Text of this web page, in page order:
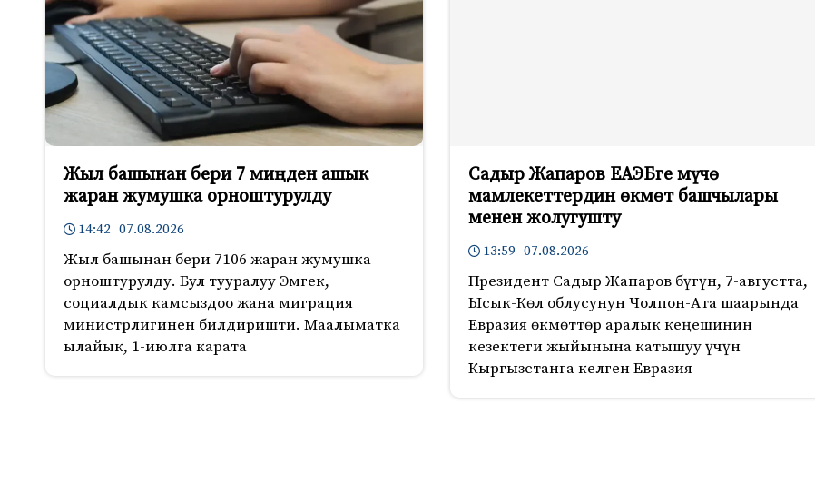
Жыл башынан бери 7 миңден ашык
жаран жумушка орноштурулду
14:42 07.08.2026
Жыл башынан бери 7106 жаран жумушка
орноштурулду. Бул тууралуу Эмгек,
социалдык камсыздоо жана миграция
министрлигинен билдиришти. Маалыматка
ылайык, 1-июлга карата
Садыр Жапаров ЕАЭБге мүчө
мамлекеттердин өкмөт башчылары
менен жолугушту
13:59 07.08.2026
Президент Садыр Жапаров бүгүн, 7-августта,
Ысык-Көл облусунун Чолпон-Ата шаарында
Евразия өкмөттөр аралык кеңешинин
кезектеги жыйынына катышуу үчүн
Кыргызстанга келген Евразия